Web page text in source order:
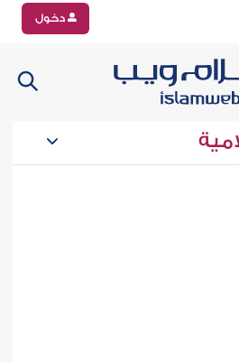
دخول